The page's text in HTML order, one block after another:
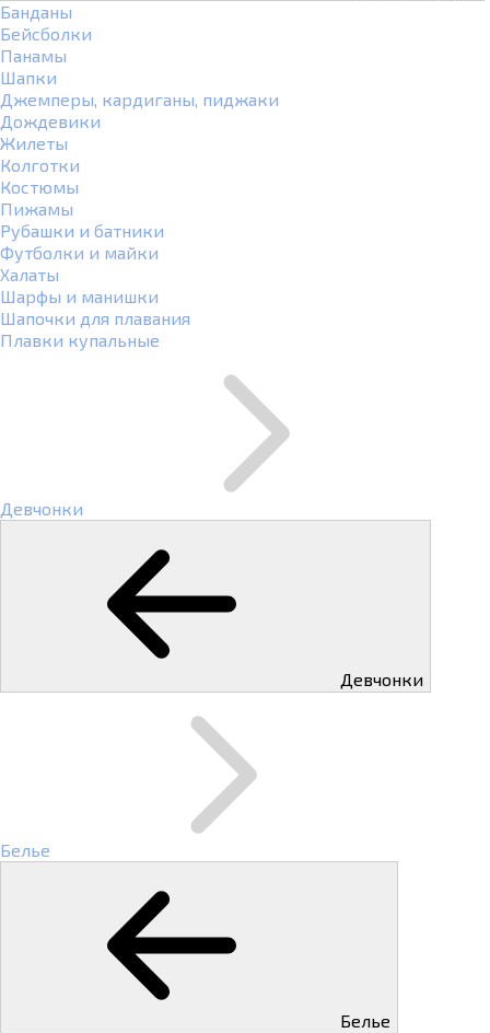
Банданы
Бейсболки
Панамы
Шапки
Джемперы, кардиганы, пиджаки
Дождевики
Жилеты
Колготки
Костюмы
Пижамы
Рубашки и батники
Футболки и майки
Халаты
Шарфы и манишки
Шапочки для плавания
Плавки купальные
Девчонки
Девчонки
Белье
Белье